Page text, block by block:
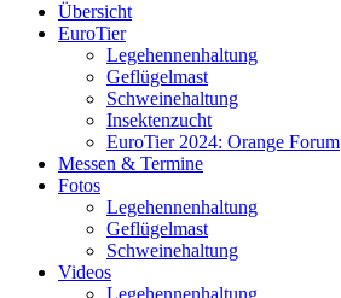
Übersicht
EuroTier
Legehennenhaltung
Geflügelmast
Schweinehaltung
Insektenzucht
EuroTier 2024: Orange Forum
Messen & Termine
Fotos
Legehennenhaltung
Geflügelmast
Schweinehaltung
Videos